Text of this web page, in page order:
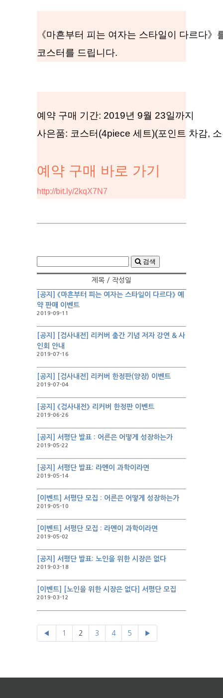
《마흔부터 피는 여자는 스타일이 다르다
코스터를 드립니다.
예약 구매 기간: 2019년 9월 23일까지
사은품: 코스터(4piece 세트)(포인트 차감,
예약 구매 바로 가기
http://bit.ly/2kqX7N7
검색
제목 / 작성일
[공지] 《마흔부터 피는 여자는 스타일이 다르다》 예
약 판매 이벤트
2019-09-11
[공지] [검사내전] 리커버 출간 기념 저자 강연 & 사
인회 안내
2019-07-16
[공지] [검사내전] 리커버 한정판(양장) 이벤트
2019-07-04
[공지] 《검사내전》 리커버 한정판 이벤트
2019-06-26
[공지] 서평단 발표 : 어른은 어떻게 성장하는가
2019-05-22
[공지] 서평단 발표: 라멘이 과학이라면
2019-05-14
[이벤트] 서평단 모집 : 어른은 어떻게 성장하는가
2019-05-10
[이벤트] 서평단 모집 : 라멘이 과학이라면
2019-05-02
[공지] 서평단 발표: 노인을 위한 시장은 없다
2019-03-18
[이벤트] [노인을 위한 시장은 없다] 서평단 모집
2019-03-12
◀ 1 2 3 4 5 ▶